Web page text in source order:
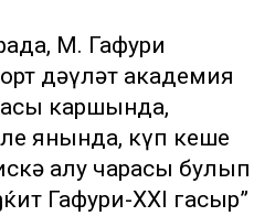
М. Гафури
дәүләт академия
каршында,
янында, күп кеше
алу чарасы булып
Гафури-XXI гасыр”